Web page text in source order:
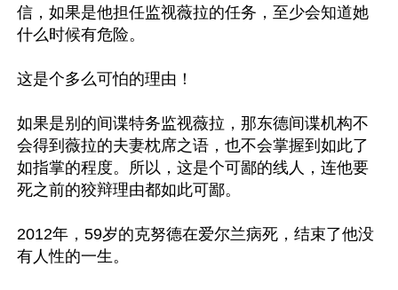
信，如果是他担任监视薇拉的任务，至少会知道她
什么时候有危险。
这是个多么可怕的理由！
如果是别的间谍特务监视薇拉，那东德间谍机构不
会得到薇拉的夫妻枕席之语，也不会掌握到如此了
如指掌的程度。所以，这是个可鄙的线人，连他要
死之前的狡辩理由都如此可鄙。
2012年，59岁的克努德在爱尔兰病死，结束了他没
有人性的一生。